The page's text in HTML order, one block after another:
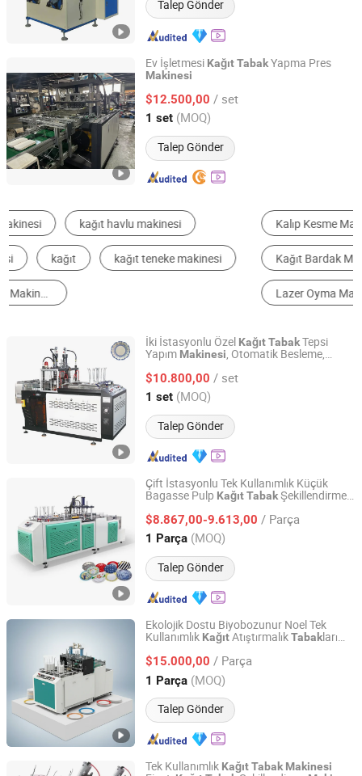
Talep Gönder
Ev İşletmesi KağıtTabakYapma Pres
Makinesi
$12.500,00 / set
1 set (MOQ)
Talep Gönder
WENZHOU KEDE MACHINERY TECHNOLOGY CO., LTD.
Zhejiang, China Fiyat 2021
Kalıp Kesme Makinesi Çok Fonksiyonlu Paketleme Makinesi
Kağıt Bardak Makinesi Laminasyon Makinesi
Lazer Oyma Makinesi Kapsül Paketleme Makinesi
İki İstasyonlu Özel KağıtTabakTepsi
Yapım Makinesi , Otomatik Besleme,
$10.800,00 / set
1 set (MOQ)
Talep Gönder
Fuzhou Machbox I&E Co., Ltd
Fujian, China Fiyat 2024
Çift İstasyonlu Tek Kullanımlık Küçük
Bagasse Pulp KağıtTabakŞekillendirme
$8.867,00-9.613,00 / Parça
1 Parça (MOQ)
Talep Gönder
Zhengzhou Zomagtc Company Ltd.
Henan, China Fiyat 2020
Ekolojik Dostu Biyobozunur Noel Tek
Kullanımlık KağıtAtıştırmalıkTabakları
$15.000,00 / Parça
1 Parça (MOQ)
Talep Gönder
Wenzhou Hongshuo Machinery Co., Ltd.
Zhejiang, China Fiyat 2024
Tek Kullanımlık KağıtTabak Makinesi